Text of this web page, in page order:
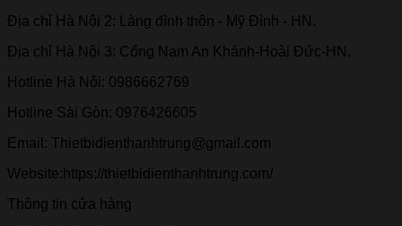
Địa chỉ Hà Nội 2: Làng đình thôn - Mỹ Đình - HN.
Địa chỉ Hà Nội 3: Cổng Nam An Khánh-Hoài Đức-HN.
Hotline Hà Nội: 0986662769
Hotline Sài Gòn: 0976426605
Email: Thietbidienthanhtrung@gmail.com
Website:https://thietbidienthanhtrung.com/
Thông tin cửa hàng